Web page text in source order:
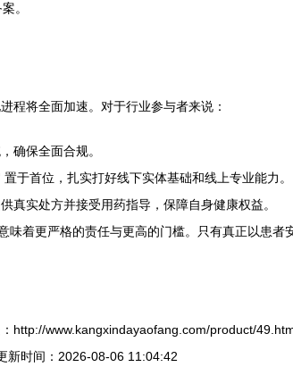
。
程将全面加速。对于行业参与者来说：
确保全面合规。
置于首位，扎实打好线下实体基础和线上专业能力。
真实处方并接受用药指导，保障自身健康权益。
味着更严格的责任与更高的门槛。只有真正以患
http://www.kangxindayaofang.com/product/
新时间：2026-08-06 11:04:42